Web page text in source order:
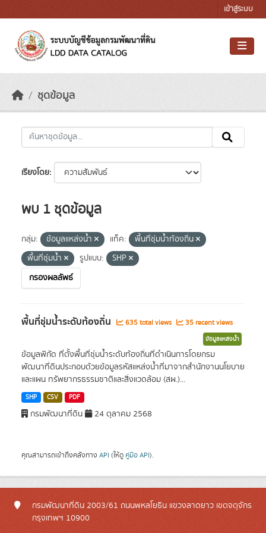
เข้าสู่ระบบ
ชุดข้อมูล
เรียงโดย
พบ 1 ชุดข้อมูล
กลุ่ม: ข้อมูลแหล่งน้ำ แท็ค:
พื้นที่ชุ่มน้ำท้องถิ่น
พื้นที่ชุ่มน้ำ
รูปแบบ:
SHP
กรองผลลัพธ์
พื้นที่ชุ่มน้ำระดับท้องถิ่น 635 total views 35 recent views
ข้อมูลแหล่งน้ำ
ข้อมูลพิกัด ที่ตั้งพื้นที่ชุ่มน้ำระดับท้องถิ่นที่ดำเนินการโดยกรม
พัฒนาที่ดินประกอบด้วยข้อมูลรหัสแหล่งน้ำที่มาจากสำนักงานนโยบาย
และแผน ทรัพยากรธรรมชาติและสิ่งแวดล้อม (สผ.)...
SHP CSV PDF
กรมพัฒนาที่ดิน 24 ตุลาคม 2568
คุณสามารถเข้าถึงคลังทาง API (ให้ดู คู่มือ API).
กรมพัฒนาที่ดิน 2003/61 ถนนพหลโยธิน แขวงลาดยาว เขตจตุจักร
กรุงเทพฯ 10900